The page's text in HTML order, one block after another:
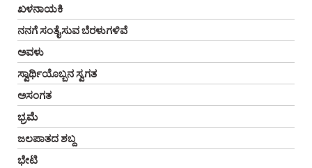
ಖಳನಾಯಕಿ
ನನಗೆ ಸಂತೈಸುವ ಬೆರಳುಗಳಿವೆ
ಅವಳು
ಸ್ವಾರ್ಥಿಯೊಬ್ಬನ ಸ್ವಗತ
ಅಸಂಗತ
ಭ್ರಮೆ
ಜಲಪಾತದ ಶಬ್ದ
ಭೇಟಿ